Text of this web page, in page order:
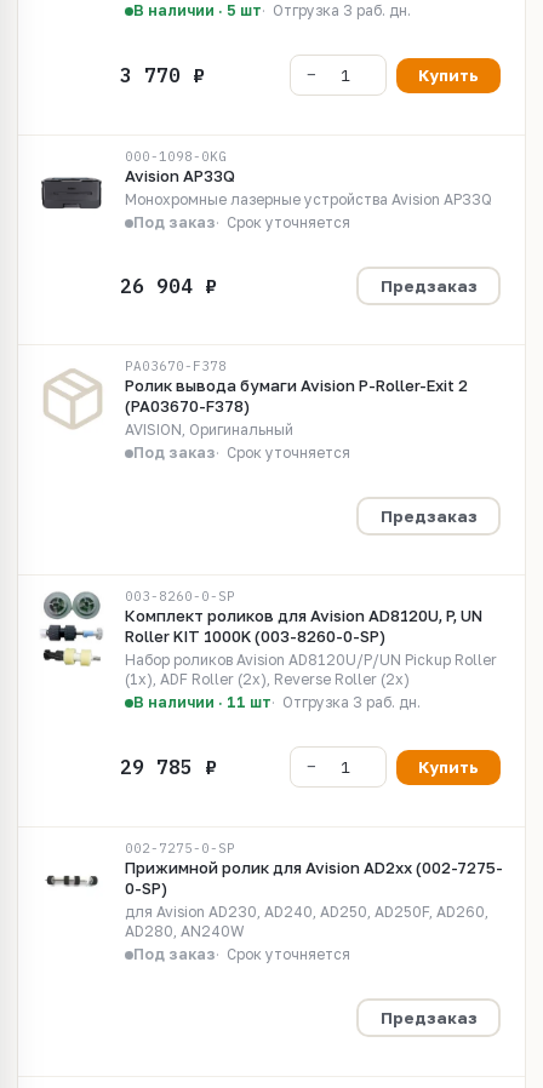
В наличии · 5 шт
Отгрузка 3 раб. дн.
Купить
000-1098-0KG
Avision AP33Q
Монохромные лазерные устройства Avision AP33Q
Под заказ
Срок уточняется
Предзаказ
PA03670-F378
Ролик вывода бумаги Avision P-Roller-Exit 2
(PA03670-F378)
AVISION, Оригинальный
Под заказ
Срок уточняется
Предзаказ
003-8260-0-SP
Комплект роликов для Avision AD8120U, P, UN
Roller KIT 1000K (003-8260-0-SP)
Набор роликов Avision AD8120U/P/UN Pickup Roller
(1x), ADF Roller (2x), Reverse Roller (2x)
В наличии · 11 шт
Отгрузка 3 раб. дн.
Купить
002-7275-0-SP
Прижимной ролик для Avision AD2xx (002-7275-
0-SP)
для Avision AD230, AD240, AD250, AD250F, AD260,
AD280, AN240W
Под заказ
Срок уточняется
Предзаказ